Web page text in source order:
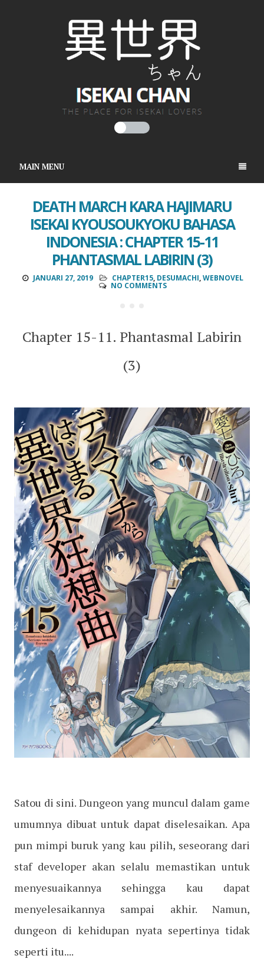
MAIN MENU
DEATH MARCH KARA HAJIMARU
ISEKAI KYOUSOUKYOKU BAHASA
INDONESIA : CHAPTER 15-11
PHANTASMAL LABIRIN (3)
JANUARI 27, 2019 CHAPTER15, DESUMACHI,WEBNOVEL
NO COMMENTS
Chapter 15-11. Phantasmal Labirin
(3)
Satou di sini. Dungeon yang muncul dalam game
umumnya dibuat untuk dapat diselesaikan. Apa
pun mimpi buruk yang kau pilih, seseorang dari
staf developer akan selalu memastikan untuk
menyesuaikannya sehingga kau dapat
menyelesaikannya sampai akhir. Namun,
dungeon di kehidupan nyata sepertinya tidak
seperti itu....